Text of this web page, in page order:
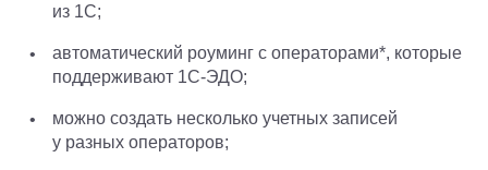
из 1С;
автоматический роуминг с операторами*, которые
поддерживают 1С-ЭДО;
можно создать несколько учетных записей
у разных операторов;